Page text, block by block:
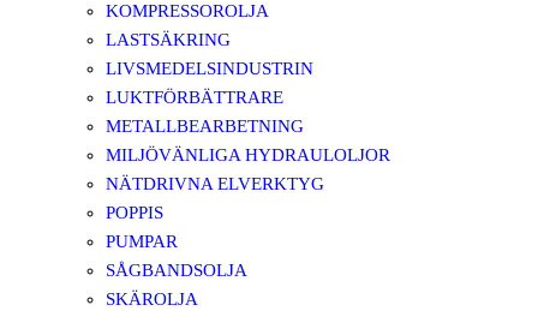
KOMPRESSOROLJA
LASTSÄKRING
LIVSMEDELSINDUSTRIN
LUKTFÖRBÄTTRARE
METALLBEARBETNING
MILJÖVÄNLIGA HYDRAULOLJOR
NÄTDRIVNA ELVERKTYG
POPPIS
PUMPAR
SÅGBANDSOLJA
SKÄROLJA